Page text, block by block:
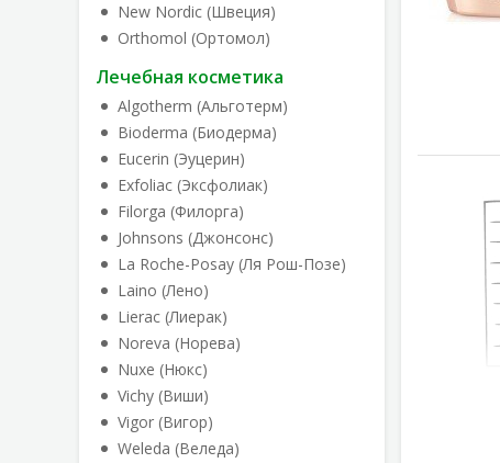
New Nordic (Швеция)
Orthomol (Ортомол)
Лечебная косметика
Algotherm (Альготерм)
Bioderma (Биодерма)
Eucerin (Эуцерин)
Exfoliac (Эксфолиак)
Filorga (Филорга)
Johnsons (Джонсонс)
La Roche-Posay (Ля Рош-Позе)
Laino (Лено)
Lierac (Лиерак)
Noreva (Норева)
Nuxe (Нюкс)
Vichy (Виши)
Vigor (Вигор)
Weleda (Веледа)